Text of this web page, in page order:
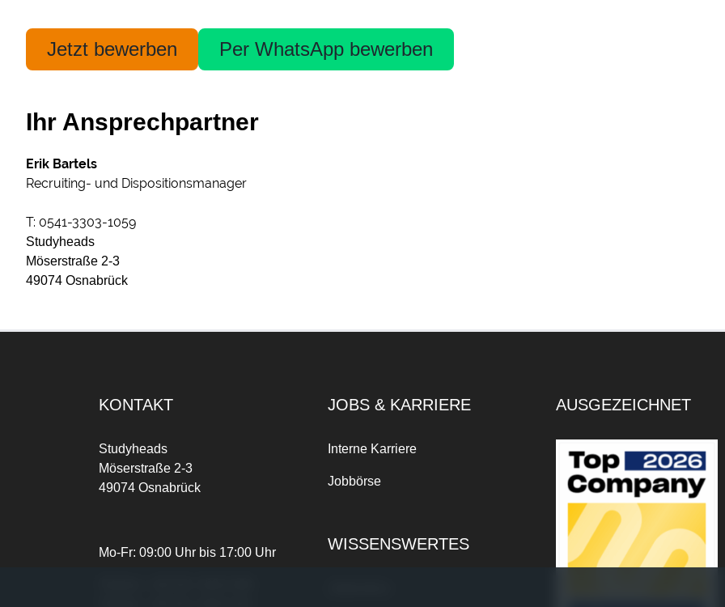
Jetzt bewerben Per WhatsApp bewerben
Ihr Ansprechpartner
Erik Bartels
Recruiting- und Dispositionsmanager
T: 0541-3303-1059
Studyheads
Möserstraße 2-3
49074 Osnabrück
KONTAKT
Studyheads
Möserstraße 2-3
49074 Osnabrück
Mo-Fr: 09:00 Uhr bis 17:00 Uhr
JOBS & KARRIERE
Interne Karriere
Jobbörse
WISSENSWERTES
AUSGEZEICHNET